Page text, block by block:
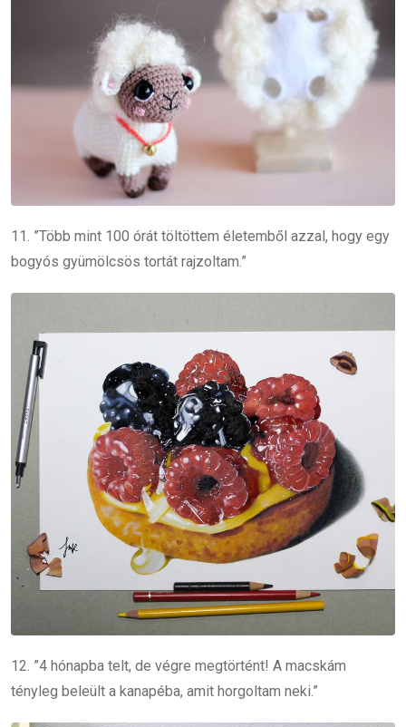
11. ”Több mint 100 órát töltöttem életemből azzal, hogy egy
bogyós gyümölcsös tortát rajzoltam.”
12. ”4 hónapba telt, de végre megtörtént! A macskám
tényleg beleült a kanapéba, amit horgoltam neki.”